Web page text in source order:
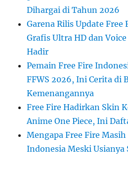
Dihargai di Tahun 2026
Garena Rilis Update Free
Grafis Ultra HD dan
Hadir
Pemain Free Fire
FFWS 2026, Ini Cerita di
Kemenangannya
Free Fire Hadirkan Skin
Anime One Piece, Ini
Mengapa Free Fire
Indonesia Meski Usianya